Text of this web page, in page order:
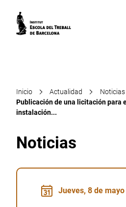
Inicio Actualidad
Noticias
Publicación de una licitación para
instalación...
Noticias
Jueves, 8 de